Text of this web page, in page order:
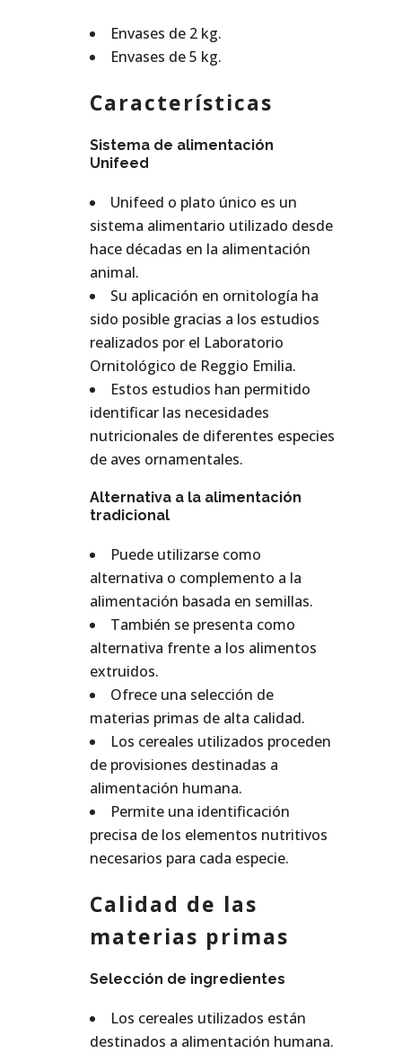
Envases de 2 kg.
Envases de 5 kg.
Características
Sistema de alimentación
Unifeed
Unifeed o plato único es un
sistema alimentario utilizado desde
hace décadas en la alimentación
animal.
Su aplicación en ornitología ha
sido posible gracias a los estudios
realizados por el Laboratorio
Ornitológico de Reggio Emilia.
Estos estudios han permitido
identificar las necesidades
nutricionales de diferentes especies
de aves ornamentales.
Alternativa a la alimentación
tradicional
Puede utilizarse como
alternativa o complemento a la
alimentación basada en semillas.
También se presenta como
alternativa frente a los alimentos
extruidos.
Ofrece una selección de
materias primas de alta calidad.
Los cereales utilizados proceden
de provisiones destinadas a
alimentación humana.
Permite una identificación
precisa de los elementos nutritivos
necesarios para cada especie.
Calidad de las
materias primas
Selección de ingredientes
Los cereales utilizados están
destinados a alimentación humana.